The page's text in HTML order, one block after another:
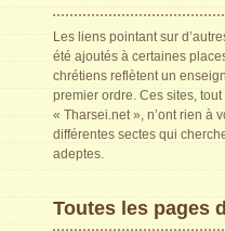
Les liens pointant sur
été ajoutés à certaines
chrétiens reflètent un
premier ordre. Ces sites, tout
« Tharsei.net », n’ont rien à
différentes sectes qui
adeptes.
Toutes les pages